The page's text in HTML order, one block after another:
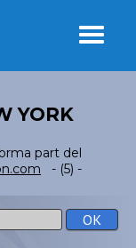
YORK
part del
- (5) -